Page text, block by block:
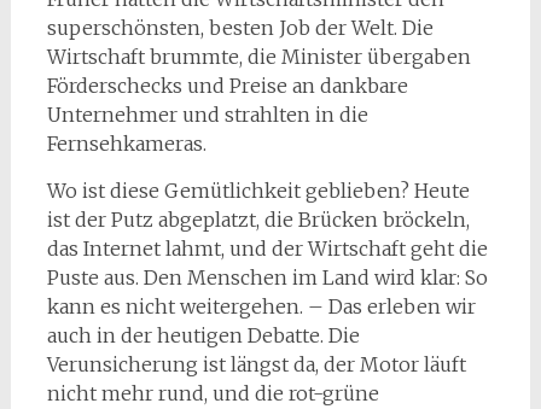
superschönsten, besten Job der Welt. Die
Wirtschaft brummte, die Minister übergaben
Förderschecks und Preise an dankbare
Unternehmer und strahlten in die
Fernsehkameras.
Wo ist diese Gemütlichkeit geblieben? Heute
ist der Putz abgeplatzt, die Brücken bröckeln,
das Internet lahmt, und der Wirtschaft geht die
Puste aus. Den Menschen im Land wird klar: So
kann es nicht weitergehen. – Das erleben wir
auch in der heutigen Debatte. Die
Verunsicherung ist längst da, der Motor läuft
nicht mehr rund, und die rot-grüne